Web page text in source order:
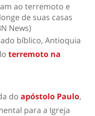
ao terremoto e
de suas casas
News)
bíblico, Antioquia
terremoto na
do apóstolo Paulo,
para a Igreja